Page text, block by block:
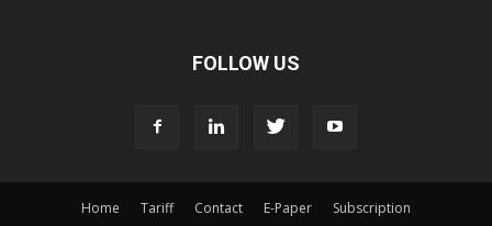
FOLLOW US
Home Tariff Contact E-Paper Subscription